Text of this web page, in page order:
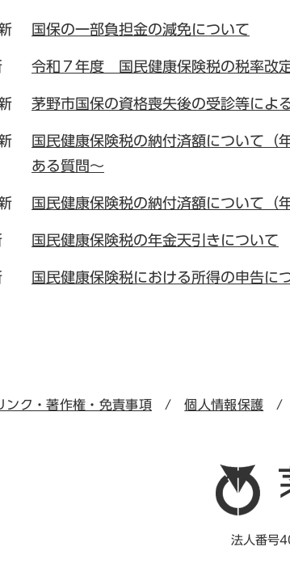
国保の一部負担金の減免について
令和７年度 国民健康保険税の税率改
茅野市国保の資格喪失後の受診等によ
国民健康保険税の納付済額について（
ある質問～
国民健康保険税の納付済額について（
国民健康保険税の年金天引きについて
国民健康保険税における所得の申告に
ンク・著作権・免責事項 個人情報保護
法人番号